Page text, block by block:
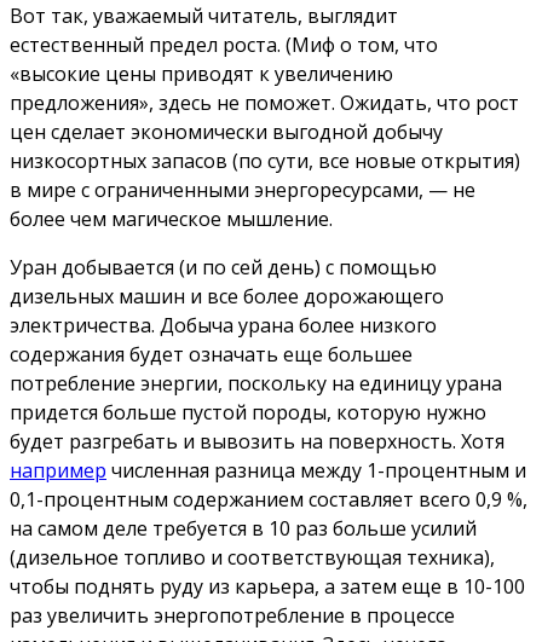
Вот так, уважаемый читатель, выглядит
естественный предел роста. (Миф о том, что
«высокие цены приводят к увеличению
предложения», здесь не поможет. Ожидать, что рост
цен сделает экономически выгодной добычу
низкосортных запасов (по сути, все новые открытия)
в мире с ограниченными энергоресурсами, — не
более чем магическое мышление.
Уран добывается (и по сей день) с помощью
дизельных машин и все более дорожающего
электричества. Добыча урана более низкого
содержания будет означать еще большее
потребление энергии, поскольку на единицу урана
придется больше пустой породы, которую нужно
будет разгребать и вывозить на поверхность. Хотя
например численная разница между 1-процентным и
0,1-процентным содержанием составляет всего 0,9 %,
на самом деле требуется в 10 раз больше усилий
(дизельное топливо и соответствующая техника),
чтобы поднять руду из карьера, а затем еще в 10-100
раз увеличить энергопотребление в процессе